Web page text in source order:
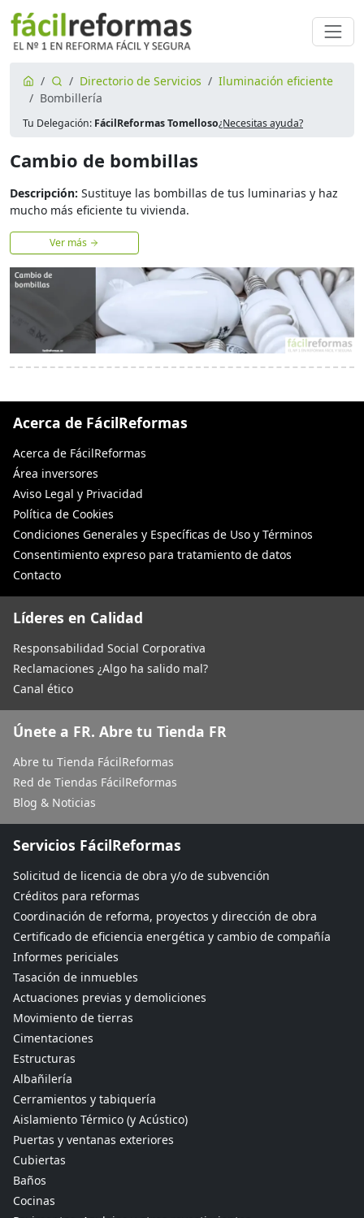
Directorio de Servicios
Iluminación eficiente
Bombillería
Tu Delegación: FácilReformas Tomelloso¿Necesitas ayuda?
Cambio de bombillas
Descripción: Sustituye las bombillas de tus luminarias y haz
mucho más eficiente tu vivienda.
Ver más
Acerca de FácilReformas
Acerca de FácilReformas
Área inversores
Aviso Legal y Privacidad
Política de Cookies
Condiciones Generales y Específicas de Uso y Términos
Consentimiento expreso para tratamiento de datos
Contacto
Líderes en Calidad
Responsabilidad Social Corporativa
Reclamaciones ¿Algo ha salido mal?
Canal ético
Únete a FR. Abre tu Tienda FR
Abre tu Tienda FácilReformas
Red de Tiendas FácilReformas
Blog & Noticias
Servicios FácilReformas
Solicitud de licencia de obra y/o de subvención
Créditos para reformas
Coordinación de reforma, proyectos y dirección de obra
Certificado de eficiencia energética y cambio de compañía
Informes periciales
Tasación de inmuebles
Actuaciones previas y demoliciones
Movimiento de tierras
Cimentaciones
Estructuras
Albañilería
Cerramientos y tabiquería
Aislamiento Térmico (y Acústico)
Puertas y ventanas exteriores
Cubiertas
Baños
Cocinas